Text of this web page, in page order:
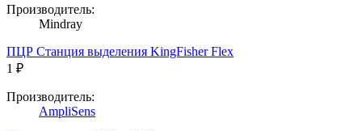
Производитель:
Mindray
ПЦР Станция выделения KingFisher Flex
1 ₽
Производитель:
AmpliSens